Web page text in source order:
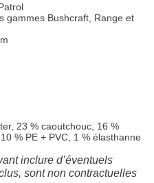
gammes Bushcraft, Range et
23 % caoutchouc, 16 %
% PE + PVC, 1 % élasthanne
inclure d’éventuels
sont non contractuelles